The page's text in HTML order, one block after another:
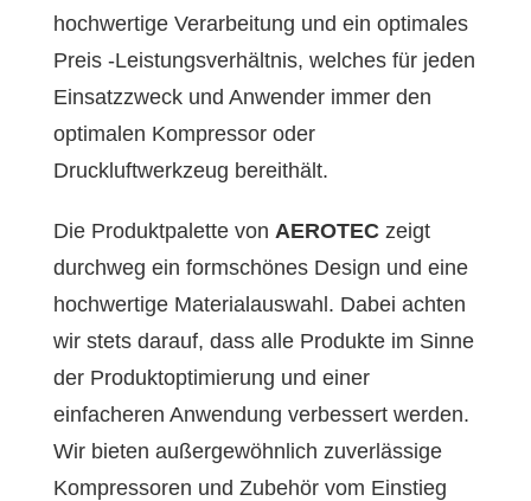
hochwertige Verarbeitung und ein optimales
Preis -Leistungsverhältnis, welches für jeden
Einsatzzweck und Anwender immer den
optimalen Kompressor oder
Druckluftwerkzeug bereithält.
Die Produktpalette von AEROTEC zeigt
durchweg ein formschönes Design und eine
hochwertige Materialauswahl. Dabei achten
wir stets darauf, dass alle Produkte im Sinne
der Produktoptimierung und einer
einfacheren Anwendung verbessert werden.
Wir bieten außergewöhnlich zuverlässige
Kompressoren und Zubehör vom Einstieg